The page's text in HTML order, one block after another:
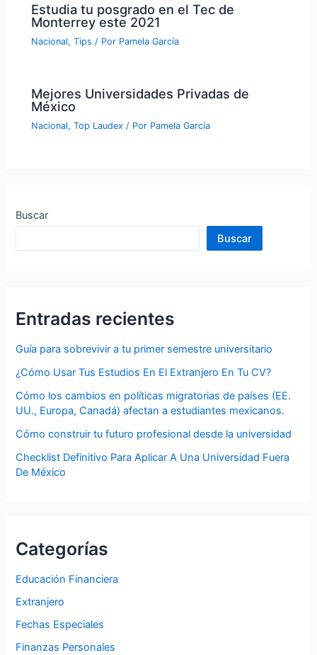
Estudia tu posgrado en el Tec de
Monterrey este 2021
Nacional,Tips / Por Pamela García
Mejores Universidades Privadas de
México
Nacional,Top Laudex / Por Pamela García
Buscar
Buscar
Entradas recientes
Guía para sobrevivir a tu primer semestre universitario
¿Cómo Usar Tus Estudios En El Extranjero En Tu CV?
Cómo los cambios en políticas migratorias de países (EE.
UU., Europa, Canadá) afectan a estudiantes mexicanos.
Cómo construir tu futuro profesional desde la universidad
Checklist Definitivo Para Aplicar A Una Universidad Fuera
De México
Categorías
Educación Financiera
Extranjero
Fechas Especiales
Finanzas Personales